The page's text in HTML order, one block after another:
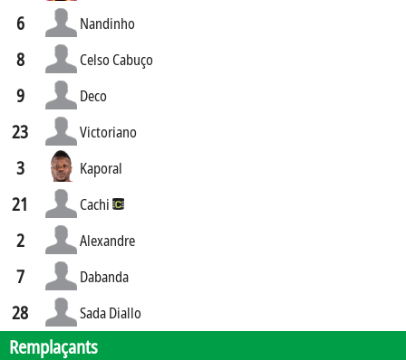
6 Nandinho
8 Celso Cabuço
9 Deco
23 Victoriano
3 Kaporal
21 Cachi
2 Alexandre
7 Dabanda
28 Sada Diallo
Remplaçants